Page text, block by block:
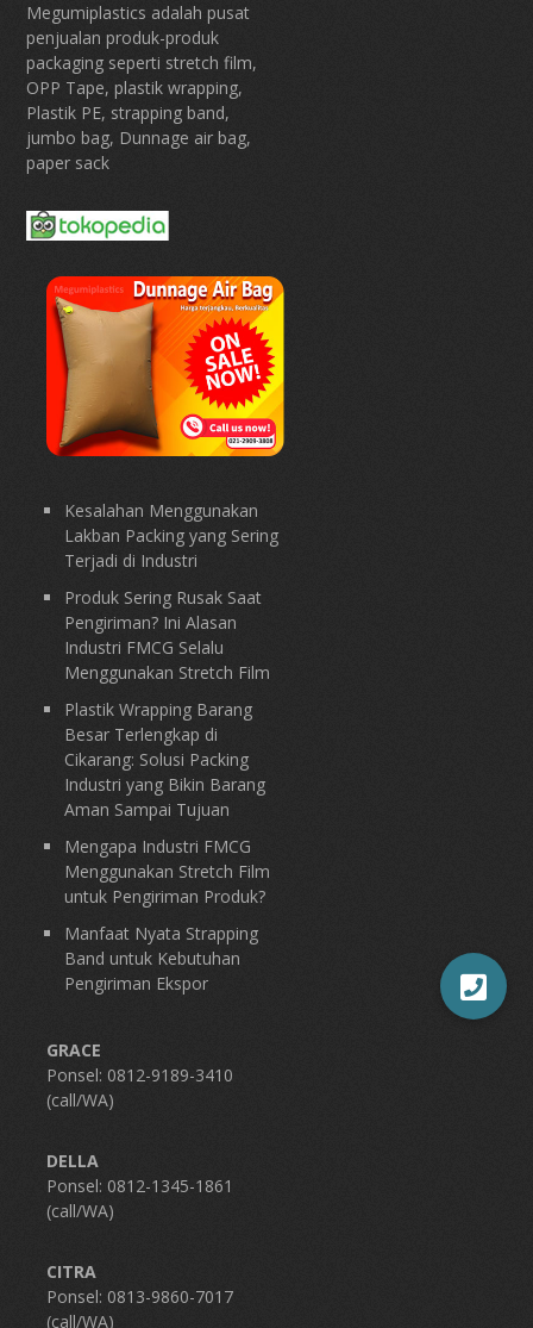
Megumiplastics adalah pusat
penjualan produk-produk
packaging seperti stretch film,
OPP Tape, plastik wrapping,
Plastik PE, strapping band,
jumbo bag, Dunnage air bag,
paper sack
Kesalahan Menggunakan
Lakban Packing yang Sering
Terjadi di Industri
Produk Sering Rusak Saat
Pengiriman? Ini Alasan
Industri FMCG Selalu
Menggunakan Stretch Film
Plastik Wrapping Barang
Besar Terlengkap di
Cikarang: Solusi Packing
Industri yang Bikin Barang
Aman Sampai Tujuan
Mengapa Industri FMCG
Menggunakan Stretch Film
untuk Pengiriman Produk?
Manfaat Nyata Strapping
Band untuk Kebutuhan
Pengiriman Ekspor
GRACE
Ponsel: 0812-9189-3410
(call/WA)
DELLA
Ponsel: 0812-1345-1861
(call/WA)
CITRA
Ponsel: 0813-9860-7017
(call/WA)